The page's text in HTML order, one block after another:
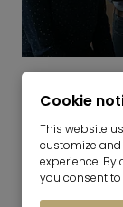
jeziki
kulturne
Cookie
This website
customize
experience. By
you consent